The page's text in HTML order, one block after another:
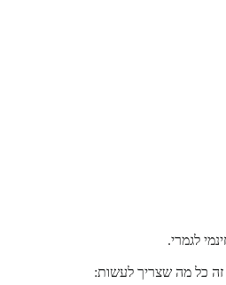
לגמרי.
כל מה שצריך לעשות: